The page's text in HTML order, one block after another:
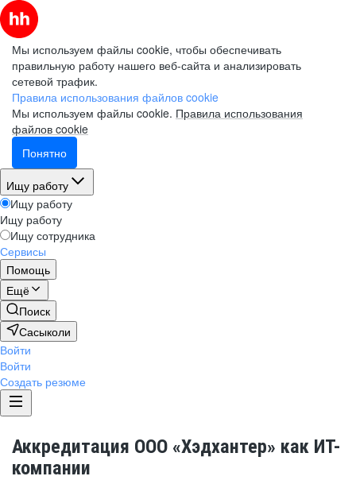
Мы используем файлы cookie, чтобы обеспечивать
правильную работу нашего веб-сайта и анализировать
сетевой трафик.
Правила использования файлов cookie
Мы используем файлы cookie. Правила использования
файлов cookie
Понятно
Ищу работу
Ищу работу
Ищу работу
Ищу сотрудника
Сервисы
Помощь
Ещё
Поиск
Сасыколи
Войти
Войти
Создать резюме
Аккредитация ООО «Хэдхантер» как ИТ-
компании